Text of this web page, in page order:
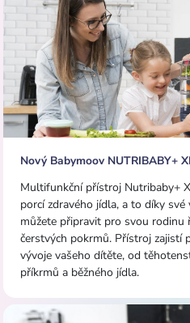
Nový Babymoov NUTRIBABY+
Multifunkční přístroj Nutribaby+
porcí zdravého jídla, a to díky své
můžete připravit pro svou rodinu
čerstvých pokrmů. Přístroj zajistí
vývoje vašeho dítěte, od
příkrmů a běžného jídla.